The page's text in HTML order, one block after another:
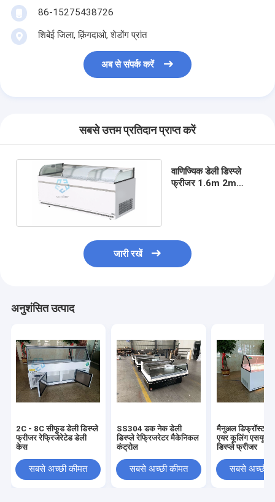
86-15275438726
शिबेई जिला, क़िंगदाओ, शेडोंग प्रांत
अब से संपर्क करें
सबसे उत्तम प्रतिदान प्राप्त करें
वाणिज्यिक डेली डिस्प्ले
फ्रीजर 1.6m 2m
जारी रखें
अनुशंसित उत्पाद
2C - 8C सीफूड डेली डिस्प्ले
फ्रीजर रेफ्रिजेरेटेड डेली
केस
सबसे अच्छी कीमत
SS304 डक नेक डेली
डिस्प्ले रेफ्रिजरेटर मैकेनिकल
कंट्रोल
सबसे अच्छी कीमत
मैनुअल डिफ्रॉस्ट के
एयर कूलिंग एसयूएस
डिस्प्ले फ्रीजर
सबसे अच्छी